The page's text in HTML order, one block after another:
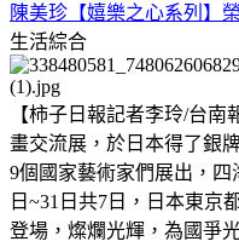
陳美珍【嬉樂之心系列】
生活綜合
【柿子日報記者李玲/台
畫交流展，於日本得了銀
9個國家藝術家們展出，四
日~31日共7日，日本東京
登場，燦爛光輝，為國爭